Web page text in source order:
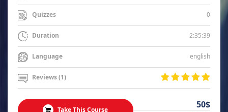
Quizzes 0
Duration 2:35:39
Language english
Reviews (1)
Take This Course 50$